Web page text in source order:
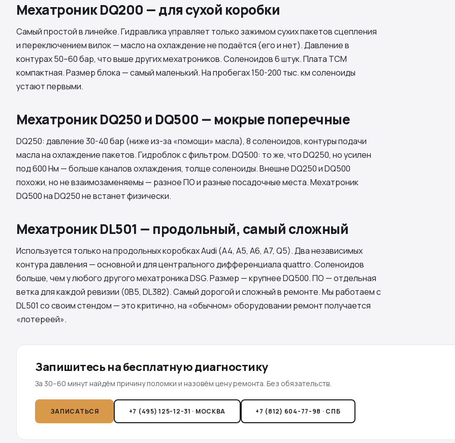
Мехатроник DQ200 — для сухой коробки
Самый простой в линейке. Гидравлика управляет только зажимом сухих пакетов сцепления
и переключением вилок — масло на охлаждение не подаётся (его и нет). Давление в
контурах 50–60 бар, что выше других мехатроников. Соленоидов 6 штук. Плата TCM
компактная. Размер блока — самый маленький. На пробегах 150-200 тыс. км соленоиды
устают первыми.
Мехатроник DQ250 и DQ500 — мокрые поперечные
DQ250: давление 30-40 бар (ниже из-за «помощи» масла), 8 соленоидов, контуры подачи
масла на охлаждение пакетов. Гидроблок с фильтром.DQ500: то же, чтоDQ250, но усилен
под 600 Нм — больше каналов охлаждения, толще соленоиды. ВнешнеDQ250иDQ500
похожи, но не взаимозаменяемы — разное ПО и разные посадочные места. Мехатроник
DQ500наDQ250не встанет физически.
Мехатроник DL501 — продольный, самый сложный
Используется только на продольных коробках Audi (A4, A5, A6, A7, Q5). Два независимых
контура давления — основной и для центрального дифференциала quattro. Соленоидов
больше, чем у любого другого мехатроника DSG. Размер — крупнееDQ500. ПО — отдельная
ветка для каждой ревизии (0B5, DL382). Самый дорогой и сложный в ремонте. Мы работаем с
DL501 со своим стендом — это критично, на «обычном» оборудовании ремонт получается
«лотереей».
Запишитесь на бесплатную диагностику
За 30–60 минут найдём причину поломки и назовём цену ремонта. Без обязательств.
ЗАПИСАТЬСЯ +7 (495) 125-12-31 · МОСКВА +7 (812) 604-77-98 · СПБ